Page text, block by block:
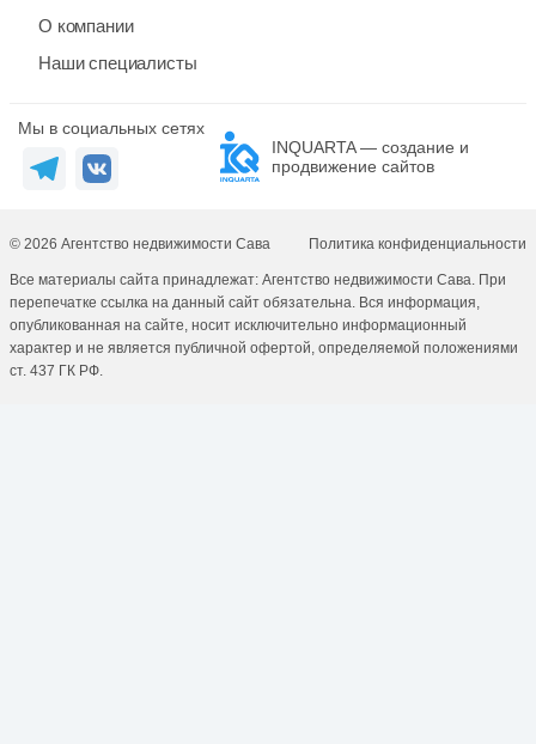
О компании
Наши специалисты
Мы в социальных сетях
INQUARTA — создание и
продвижение сайтов
© 2026 Агентство недвижимости Сава Политика конфиденциальности
Все материалы сайта принадлежат: Агентство недвижимости Сава. При
перепечатке ссылка на данный сайт обязательна. Вся информация,
опубликованная на сайте, носит исключительно информационный
характер и не является публичной офертой, определяемой положениями
ст. 437 ГК РФ.